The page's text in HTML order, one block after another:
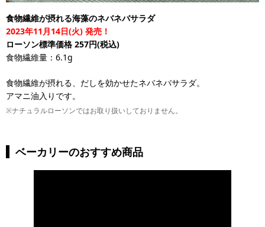
食物繊維が摂れる海藻のネバネバサラダ
2023年11月14日(火) 発売！
ローソン標準価格 257円(税込)
食物繊維量：6.1g
食物繊維が摂れる、だしを効かせたネバネバサラダ。
アマニ油入りです。
※ナチュラルローソンではお取り扱いしておりません。
ベーカリーのおすすめ商品